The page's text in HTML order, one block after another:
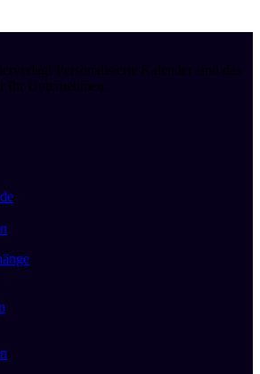
Personalisierte Kalender sind das
Ihr Unternehmen.